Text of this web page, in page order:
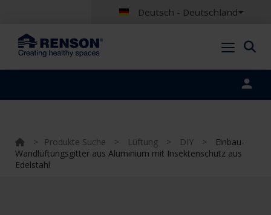
Deutsch - Deutschland
> Produkte Suche > Lüftung > DIY >
Einbau-
Wandlüftungsgitter aus Aluminium mit Insektenschutz aus
Edelstahl